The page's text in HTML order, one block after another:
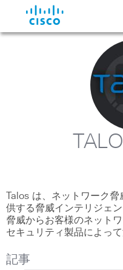
Talos は、ネットワーク
供する脅威インテリジェ
脅威からお客様のネット
セキュリティ製品によっ
記事